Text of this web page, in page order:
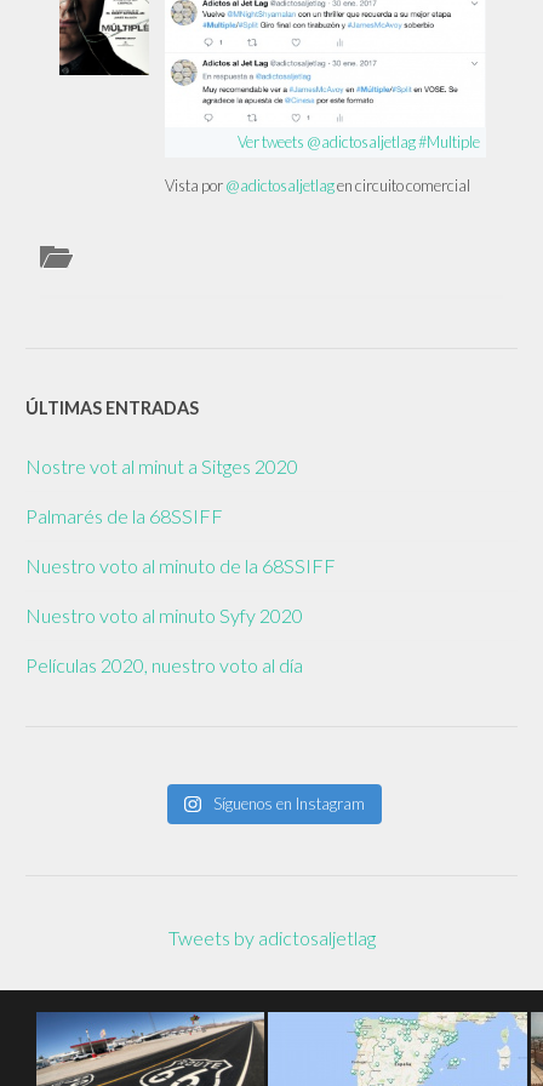
Ver tweets @adictosaljetlag #Multiple
Vista por@adictosaljetlagen circuito comercial
ÚLTIMAS ENTRADAS
Nostre vot al minut a Sitges 2020
Palmarés de la 68SSIFF
Nuestro voto al minuto de la 68SSIFF
Nuestro voto al minuto Syfy 2020
Películas 2020, nuestro voto al día
Síguenos en Instagram
Tweets by adictosaljetlag